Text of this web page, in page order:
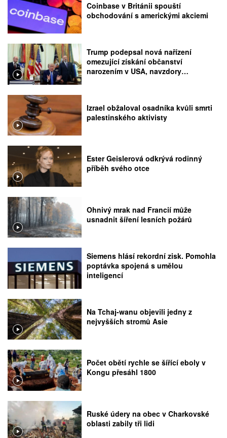
Coinbase v Británii spouští
obchodování s americkými akciemi
Trump podepsal nová nařízení
omezující získání občanství
narozením v USA, navzdory
Izrael obžaloval osadníka kvůli smrti
palestinského aktivisty
Ester Geislerová odkrývá rodinný
příběh svého otce
Ohnivý mrak nad Francií může
usnadnit šíření lesních požárů
Siemens hlásí rekordní zisk. Pomohla
poptávka spojená s umělou
inteligencí
Na Tchaj-wanu objevili jedny z
nejvyšších stromů Asie
Počet obětí rychle se šířící eboly v
Kongu přesáhl 1800
Ruské údery na obec v Charkovské
oblasti zabily tři lidi